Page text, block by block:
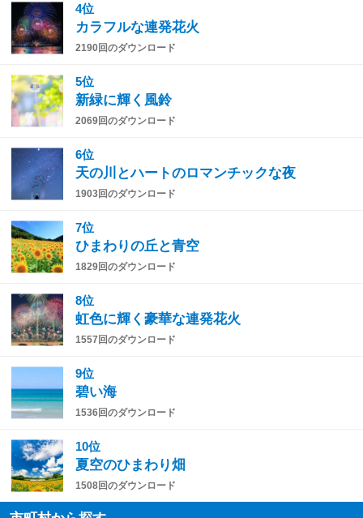
4位
カラフルな連発花火
2190回のダウンロード
5位
新緑に輝く風鈴
2069回のダウンロード
6位
天の川とハートのロマンチックな夜
1903回のダウンロード
7位
ひまわりの丘と青空
1829回のダウンロード
8位
虹色に輝く豪華な連発花火
1557回のダウンロード
9位
碧い海
1536回のダウンロード
10位
夏空のひまわり畑
1508回のダウンロード